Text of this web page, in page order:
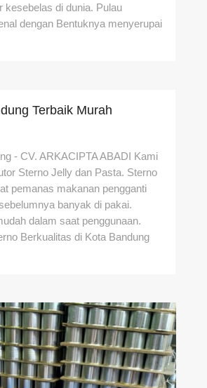
kesebelas di dunia. Pulau
dengan Bentuknya menyerupai
Terbaik Murah
- CV. ARKACIPTA ABADI Kami
Sterno Jelly dan Pasta. Sterno
pemanas makanan pengganti
banyak di pakai.
dalam saat penggunaan.
Berkualitas di Kota Bandung